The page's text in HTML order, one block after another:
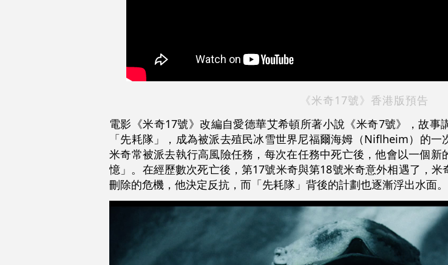
《米奇17號》香港版預告
電影《米奇17號》改編自愛德華艾希頓所著小說《米奇7號》，故事
「先耗隊」，成為被派去殖民冰雪世界尼福爾海姆（Niflheim）的一
米奇常被派去執行高風險任務，每次在任務中死亡後，他會以一個
憶」。在經歷數次死亡後，第17號米奇與第18號米奇意外相遇了，
刪除的危機，他決定反抗，而「先耗隊」背後的計劃也逐漸浮出水面。